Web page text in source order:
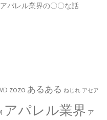
パレル業界の〇〇な話
zozo あるある ねじれ アセア
アパレル業界 ア